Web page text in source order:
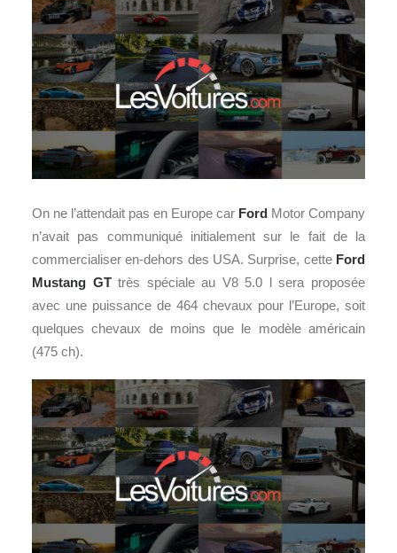
On ne l’attendait pas en Europe car Ford Motor Company
n’avait pas communiqué initialement sur le fait de la
commercialiser en-dehors des USA. Surprise, cette Ford
Mustang GTtrès spéciale au V8 5.0 l sera proposée
avec une puissance de 464 chevaux pour l’Europe, soit
quelques chevaux de moins que le modèle américain
(475 ch).